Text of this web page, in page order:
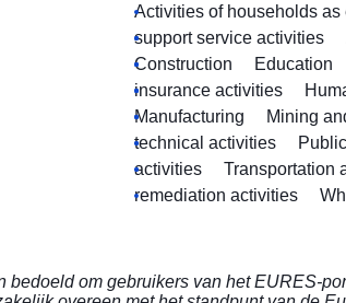
Activities of households
support service activities
Construction
Education
insurance activities
Manufacturing
Mining
technical activities
activities
Transportation
remediation activities
bedoeld om gebruikers van het EURES-